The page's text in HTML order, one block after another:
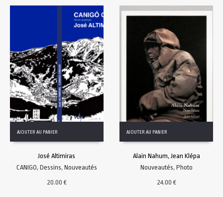
AJOUTER AU PANIER
José Altimiras
CANIGO, Dessins, Nouveautés
20.00€
AJOUTER AU PANIER
Alain Nahum, Jean Klépa
Nouveautés, Photo
24.00€